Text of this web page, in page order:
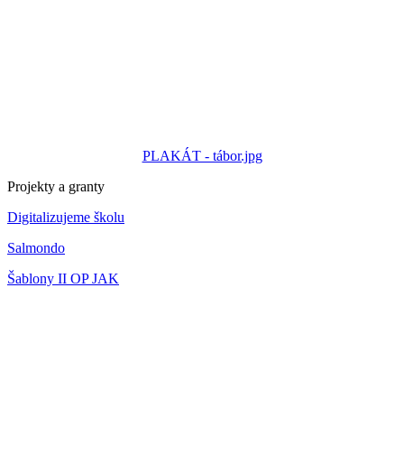
PLAKÁT - tábor.jpg
Projekty a granty
Digitalizujeme školu
Salmondo
Šablony II OP JAK